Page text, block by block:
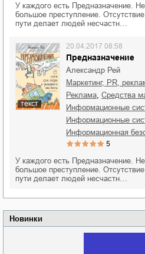
Новинки
У каждого есть Предназначение.
большое преступление.
пути делает людей несчастн…
текст
Предназначение
20.04.2017 08:58
Александр Рей
маркетинг, PR,
реклама средства
информационные
информационные
информационная
5
У каждого есть Предназначение.
большое преступление.
пути делает людей несчастн…